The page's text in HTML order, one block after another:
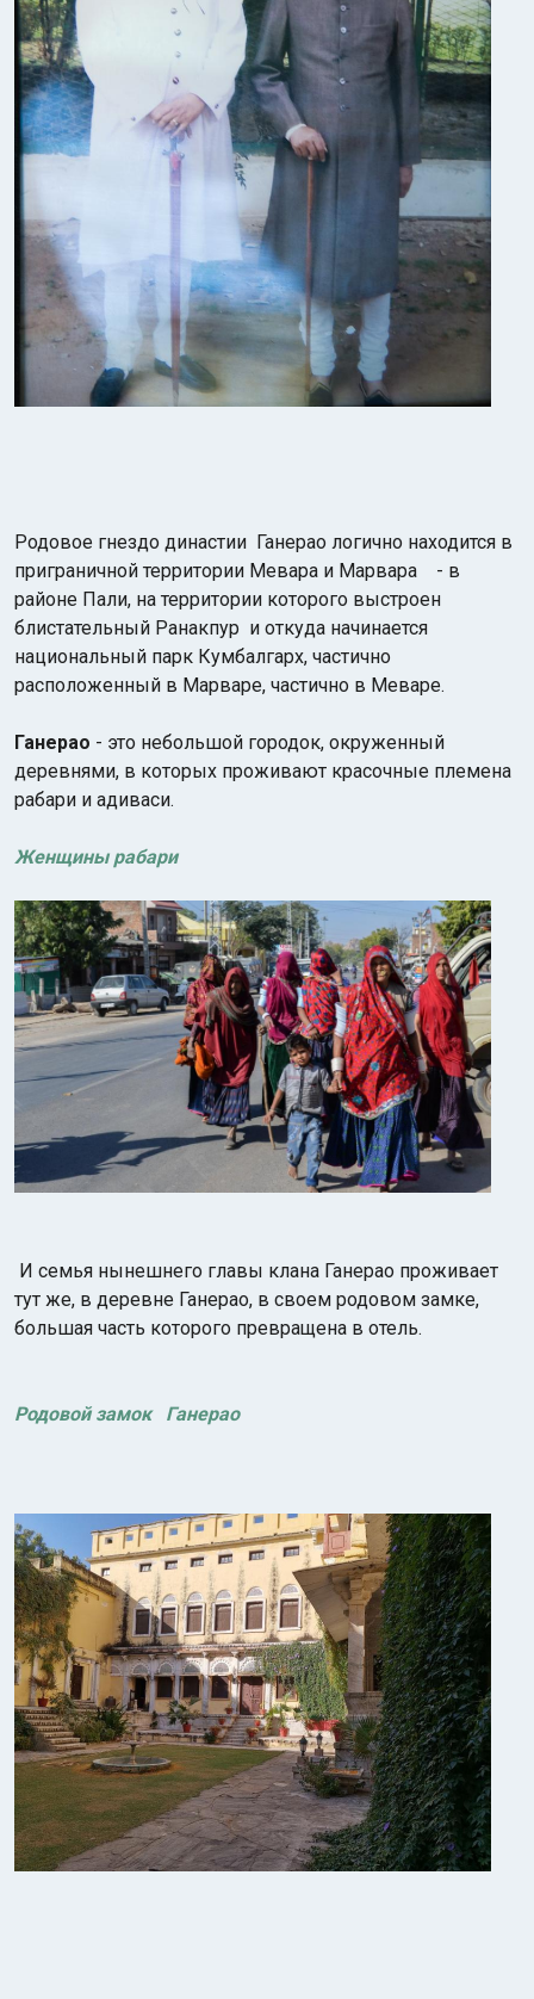
Родовое гнездо династии Ганерао логично находится в
приграничной территории Мевара и Марвара - в
районе Пали, на территории которого выстроен
блистательный Ранакпур и откуда начинается
национальный парк Кумбалгарх, частично
расположенный в Марваре, частично в Меваре.
Ганерао - это небольшой городок, окруженный
деревнями, в которых проживают красочные племена
рабари и адиваси.
Женщины рабари
И семья нынешнего главы клана Ганерао проживает
тут же, в деревне Ганерао, в своем родовом замке,
большая часть которого превращена в отель.
Родовой замок Ганерао